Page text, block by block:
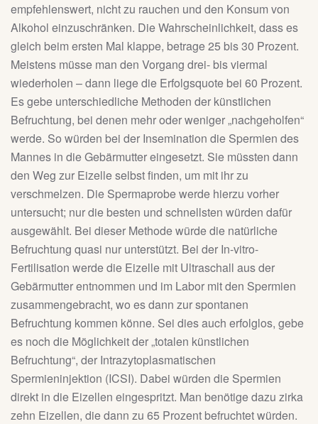
empfehlenswert, nicht zu rauchen und den Konsum von
Alkohol einzuschränken. Die Wahrscheinlichkeit, dass es
gleich beim ersten Mal klappe, betrage 25 bis 30 Prozent.
Meistens müsse man den Vorgang drei- bis viermal
wiederholen – dann liege die Erfolgsquote bei 60 Prozent.
Es gebe unterschiedliche Methoden der künstlichen
Befruchtung, bei denen mehr oder weniger „nachgeholfen“
werde. So würden bei der Insemination die Spermien des
Mannes in die Gebärmutter eingesetzt. Sie müssten dann
den Weg zur Eizelle selbst finden, um mit ihr zu
verschmelzen. Die Spermaprobe werde hierzu vorher
untersucht; nur die besten und schnellsten würden dafür
ausgewählt. Bei dieser Methode würde die natürliche
Befruchtung quasi nur unterstützt. Bei der In-vitro-
Fertilisation werde die Eizelle mit Ultraschall aus der
Gebärmutter entnommen und im Labor mit den Spermien
zusammengebracht, wo es dann zur spontanen
Befruchtung kommen könne. Sei dies auch erfolglos, gebe
es noch die Möglichkeit der „totalen künstlichen
Befruchtung“, der Intrazytoplasmatischen
Spermieninjektion (ICSI). Dabei würden die Spermien
direkt in die Eizellen eingespritzt. Man benötige dazu zirka
zehn Eizellen, die dann zu 65 Prozent befruchtet würden.